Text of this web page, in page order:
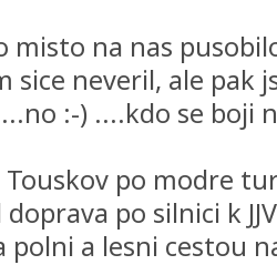
misto na nas
sice neveril, ale pak
:-) ....kdo se boji
po modre
po silnici k
a lesni cestou